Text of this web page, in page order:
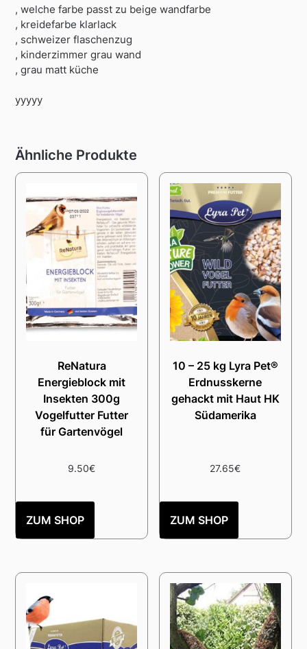
, welche farbe passt zu beige wandfarbe
, kreidefarbe klarlack
, schweizer flaschenzug
, kinderzimmer grau wand
, grau matt küche
yyyyy
Ähnliche Produkte
ReNatura
Energieblock mit
Insekten 300g
Vogelfutter Futter
für Gartenvögel
9.50€
ZUM SHOP
10 – 25 kg Lyra Pet®
Erdnusskerne
gehackt mit Haut HK
Südamerika
27.65€
ZUM SHOP